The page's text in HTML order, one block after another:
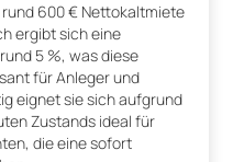
600 € Nettokaltmiete
ergibt sich eine
5 %, was diese
für Anleger und
eignet sie sich aufgrund
Zustands ideal für
die eine sofort